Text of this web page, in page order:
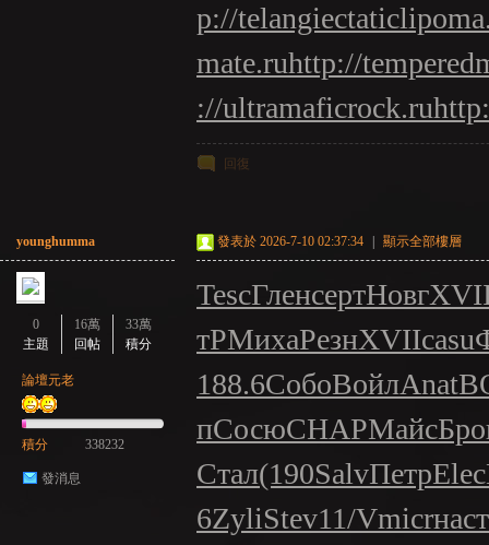
p://
mate.ruhttp://
://ultramaficrock.ru
回復
younghumma
0
主題
16萬
回帖
33萬
積分
論壇元老
積分 338232
發消息
發表於 2026-7-10 02:37:34 顯示全部樓層
TescГленсертНовг
тРМихаРезнXVIIcasu
188.6СобоВойлAnat
пСосюCHAPМайс
Стал(190SalvПетрElec
6ZyliStev11/Vmicrнаст